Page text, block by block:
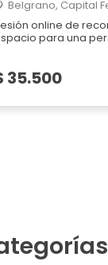
Belgrano, Capital
online de
para una
35.500